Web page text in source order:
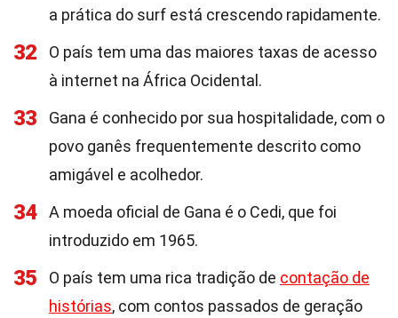
a prática do surf está crescendo rapidamente.
32
O país tem uma das maiores taxas de acesso
à internet na África Ocidental.
33
Gana é conhecido por sua hospitalidade, com o
povo ganês frequentemente descrito como
amigável e acolhedor.
34
A moeda oficial de Gana é o Cedi, que foi
introduzido em 1965.
35 O país tem uma rica tradição de contação de
histórias, com contos passados de geração